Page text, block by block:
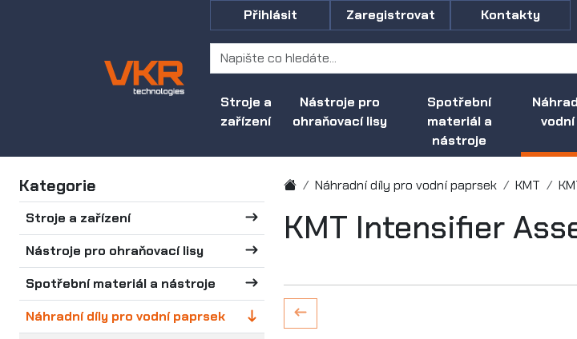
Stroje a
zařízení
Nástroje pro
ohraňovací lisy
Spotřební
materiál a
nástroje
Přihlásit Zaregistrovat Kontakty
Kategorie
Stroje a zařízení
Nástroje pro ohraňovací lisy
Spotřební materiál a nástroje
Náhradní díly pro vodní paprsek
Náhradní díly pro vodní paprsek KMT
KMT Intensifier